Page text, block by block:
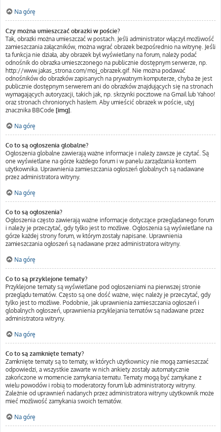
Na górę
Czy można umieszczać obrazki w poście?
Tak, obrazki można umieszczać w postach. Jeśli administrator włączył możliwość
zamieszczania załączników, można wgrać obrazek bezpośrednio na witrynę. Jeśli
ta funkcja nie działa, aby obrazek był wyświetlany na forum, należy podać
odnośnik do obrazka umieszczonego na publicznie dostępnym serwerze, np.
http://www.jakas_strona.com/moj_obrazek.gif. Nie można podawać
odnośników do obrazków zapisanych na prywatnym komputerze, chyba że jest
publicznie dostępnym serwerem ani do obrazków znajdujących się na stronach
wymagających autoryzacji, takich jak, np. skrzynki pocztowe na Gmail lub Yahoo!
oraz stronach chronionych hasłem. Aby umieścić obrazek w poście, użyj
znacznika BBCode [img].
Na górę
Co to są ogłoszenia globalne?
Ogłoszenia globalne zawierają ważne informacje i należy zawsze je czytać. Są
one wyświetlane na górze każdego forum i w panelu zarządzania kontem
użytkownika. Uprawnienia zamieszczania ogłoszeń globalnych są nadawane
przez administratora witryny.
Na górę
Co to są ogłoszenia?
Ogłoszenia często zawierają ważne informacje dotyczące przeglądanego forum
i należy je przeczytać, gdy tylko jest to możliwe. Ogłoszenia są wyświetlane na
górze każdej strony forum, w którym zostały napisane. Uprawnienia
zamieszczania ogłoszeń są nadawane przez administratora witryny.
Na górę
Co to są przyklejone tematy?
Przyklejone tematy są wyświetlane pod ogłoszeniami na pierwszej stronie
przeglądu tematów. Często są one dość ważne, więc należy je przeczytać, gdy
tylko jest to możliwe. Podobnie, jak uprawnienia zamieszczania ogłoszeń i
globalnych ogłoszeń, uprawnienia przyklejania tematów są nadawane przez
administratora witryny.
Na górę
Co to są zamknięte tematy?
Zamknięte tematy są to tematy, w których użytkownicy nie mogą zamieszczać
odpowiedzi, a wszystkie zawarte w nich ankiety zostały automatycznie
zakończone w momencie zamykania tematu. Tematy mogą być zamykane z
wielu powodów i robią to moderatorzy forum lub administratorzy witryny.
Zależnie od uprawnień nadanych przez administratora witryny użytkownik może
mieć możliwość zamykania swoich tematów.
Na górę